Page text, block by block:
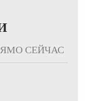
СЕЙЧАС